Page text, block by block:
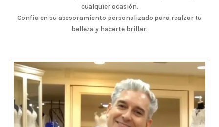
cualquier ocasión.
Confía en su asesoramiento personalizado para realzar tu
belleza y hacerte brillar.